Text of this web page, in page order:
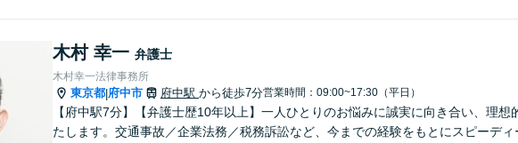
木村 幸一 弁護士
木村幸一法律事務所
東京都|府中市 府中駅 から徒歩7分営業時間：09:00~17:30（平日）
【府中駅7分】【弁護士歴10年以上】一人ひとりのお悩みに誠実に向き合い、理
たします。交通事故／企業法務／税務訴訟など、今までの経験をもとにスピーディ